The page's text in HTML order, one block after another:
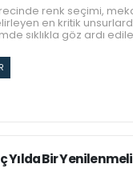
renk seçimi,
en kritik
sıklıkla göz ardı
Yılda Bir